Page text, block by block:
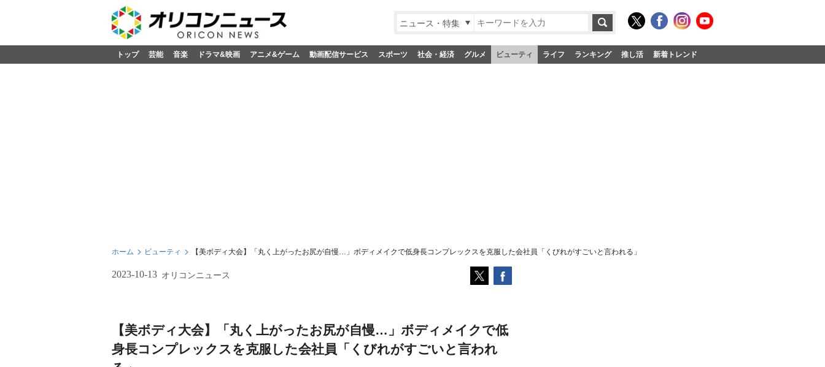
ニュース・特集
トップ 芸能 音楽 ドラマ&映画 アニメ&ゲーム 動画配信サービス スポーツ 社会・経済 グルメ ビューティ ライフ ランキング 推し活 新着トレンド
ホーム ビューティ 【美ボディ大会】「丸く上がったお尻が自慢…」ボディメイクで低身長コンプレックスを克服した会社員「くびれがすごいと言われる」
2023-10-13 オリコンニュース
【美ボディ大会】「丸く上がったお尻が自慢…」ボディメイクで低
身長コンプレックスを克服した会社員「くびれがすごいと言われ